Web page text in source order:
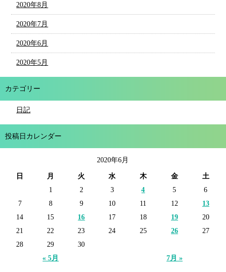
2020年8月
2020年7月
2020年6月
2020年5月
カテゴリー
日記
投稿日カレンダー
2020年6月
日 月 火 水 木 金 土
« 5月 7月 »
1 2 3 4 5
6
7
8 9 10 11 12
13
14
15 16 17 18 19
20
21
22 23 24 25 26
27
28
29 30